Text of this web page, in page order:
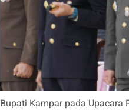
Bupati Kampar pada Upacara